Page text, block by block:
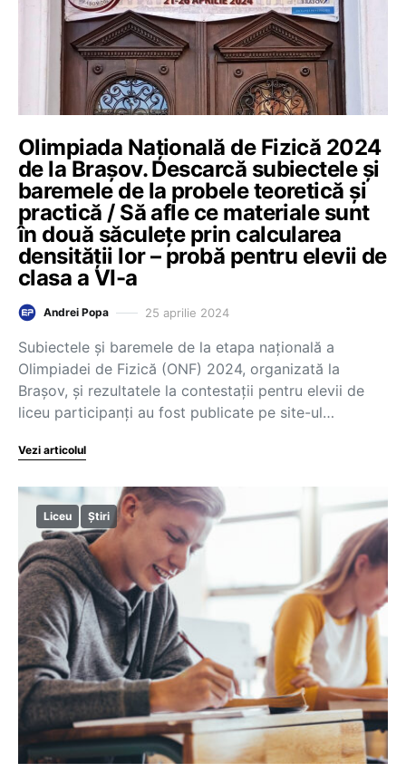
Olimpiada Națională de Fizică 2024
de la Brașov. Descarcă subiectele și
baremele de la probele teoretică și
practică / Să afle ce materiale sunt
în două săculețe prin calcularea
densității lor – probă pentru elevii de
clasa a VI-a
Andrei Popa 25 aprilie 2024
Subiectele și baremele de la etapa națională a
Olimpiadei de Fizică (ONF) 2024, organizată la
Brașov, și rezultatele la contestații pentru elevii de
liceu participanți au fost publicate pe site-ul…
Vezi articolul
Liceu Știri